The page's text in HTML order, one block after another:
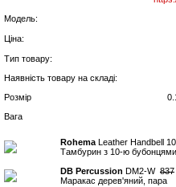
Модель:
Ціна:
Тип товару:
Наявність товару на складі:
Розмір
Вага
Rohema Leather Handbell
Тамбурин з 10-ю
DB Percussion DM2-W 837
Маракас дерев'яний, пара